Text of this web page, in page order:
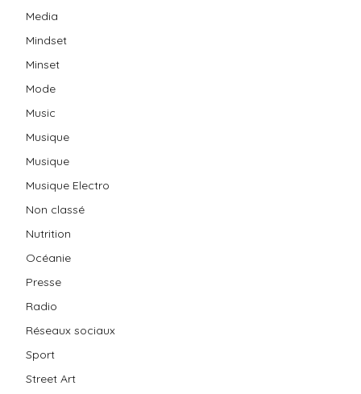
Media
Mindset
Minset
Mode
Music
Musique
Musique
Musique Electro
Non classé
Nutrition
Océanie
Presse
Radio
Réseaux sociaux
Sport
Street Art